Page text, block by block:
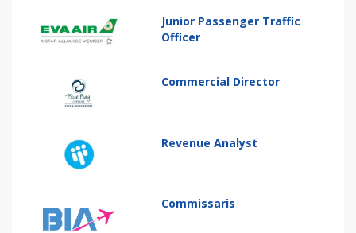
Junior Passenger Traffic
Officer
Commercial Director
Revenue Analyst
Commissaris